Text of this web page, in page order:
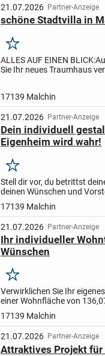
21.07.2026 Partner-Anzeige
schöne Stadtvilla in
Merken
ALLES AUF EINEN BLICK:
Sie Ihr neues Traumhaus
17139 Malchin
21.07.2026 Partner-Anzeige
Dein individuell
Eigenheim wird wahr!
Merken
Stell dir vor, du betrittst
deinen Wünschen und
Wohnfläche von 82
17139 Malchin
21.07.2026 Partner-Anzeige
Ihr individueller
Wünschen
Merken
Verwirklichen Sie Ihr
einer Wohnfläche von
Schlafzimmer, ein
17139 Malchin
21.07.2026 Partner-Anzeige
Attraktives Projekt